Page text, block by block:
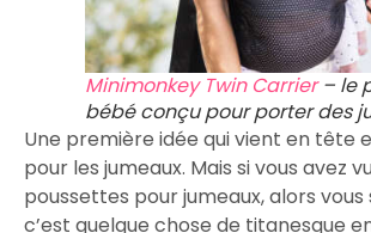
Minimonkey Twin Carrier– le
bébé conçu pour porter des
Une première idée qui vient en tête
pour les jumeaux. Mais si vous avez
poussettes pour jumeaux, alors vous
c’est quelque chose de titanesque